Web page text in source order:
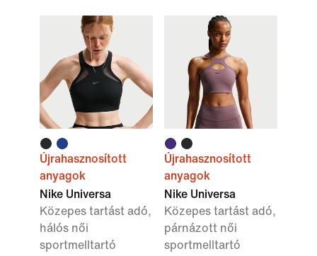
Újrahasznosított
anyagok
Nike Universa
Közepes tartást adó,
hálós női
sportmelltartó
Újrahasznosított
anyagok
Nike Universa
Közepes tartást adó,
párnázott női
sportmelltartó